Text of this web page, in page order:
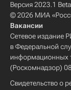
Версия 2023.1 Beta
© 2026 МИА
Вакансии
Сетевое издание
в Федеральной
информационных
(Роскомнадзор)
Свидетельство о